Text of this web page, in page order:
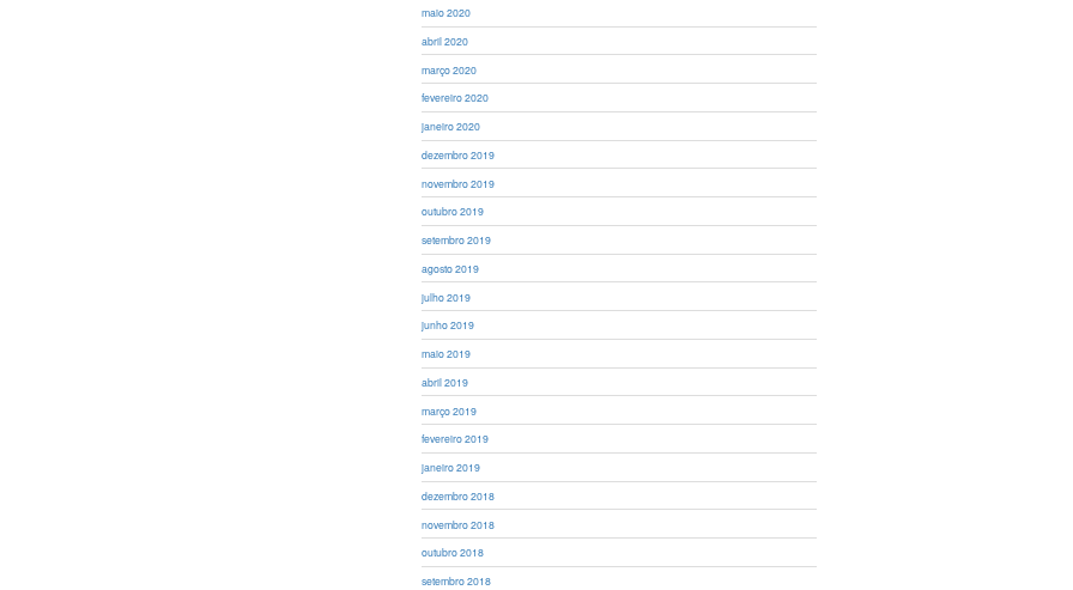
maio 2020
abril 2020
março 2020
fevereiro 2020
janeiro 2020
dezembro 2019
novembro 2019
outubro 2019
setembro 2019
agosto 2019
julho 2019
junho 2019
maio 2019
abril 2019
março 2019
fevereiro 2019
janeiro 2019
dezembro 2018
novembro 2018
outubro 2018
setembro 2018